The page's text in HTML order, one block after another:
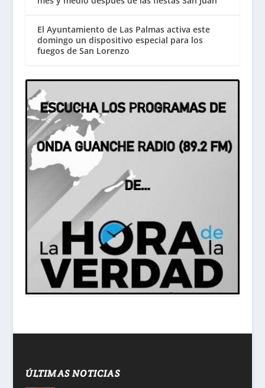
El Ayuntamiento de Las Palmas activa este
domingo un dispositivo especial para los
fuegos de San Lorenzo
ÚLTIMAS NOTICIAS